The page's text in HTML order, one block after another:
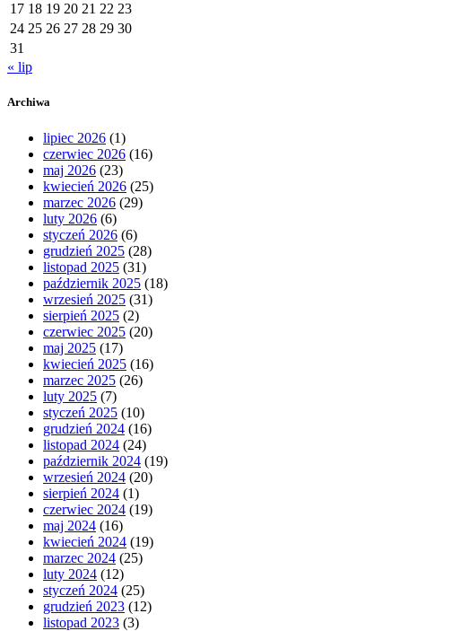
17 18 19 20 21 22 23
24 25 26 27 28 29 30
31
« lip
Archiwa
lipiec 2026 (1)
czerwiec 2026 (16)
maj 2026 (23)
kwiecień 2026 (25)
marzec 2026 (29)
luty 2026 (6)
styczeń 2026 (6)
grudzień 2025 (28)
listopad 2025 (31)
październik 2025 (18)
wrzesień 2025 (31)
sierpień 2025 (2)
czerwiec 2025 (20)
maj 2025 (17)
kwiecień 2025 (16)
marzec 2025 (26)
luty 2025 (7)
styczeń 2025 (10)
grudzień 2024 (16)
listopad 2024 (24)
październik 2024 (19)
wrzesień 2024 (20)
sierpień 2024 (1)
czerwiec 2024 (19)
maj 2024 (16)
kwiecień 2024 (19)
marzec 2024 (25)
luty 2024 (12)
styczeń 2024 (25)
grudzień 2023 (12)
listopad 2023 (3)